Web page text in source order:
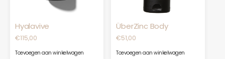
Hyalavive
€115,00
Toevoegen aan winkelwagen
ÜberZinc Body
€51,00
Toevoegen aan winkelwagen